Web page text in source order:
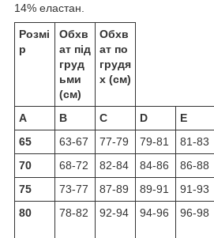
14% еластан.
Розмі
р
Обхв
ат під
груд
ьми
(см)
Обхв
ат по
грудя
х (см)
A B C D E
65
63-67 77-79 79-81 81-83
70
68-72 82-84 84-86 86-88
75
73-77 87-89 89-91 91-93
80
78-82 92-94 94-96 96-98